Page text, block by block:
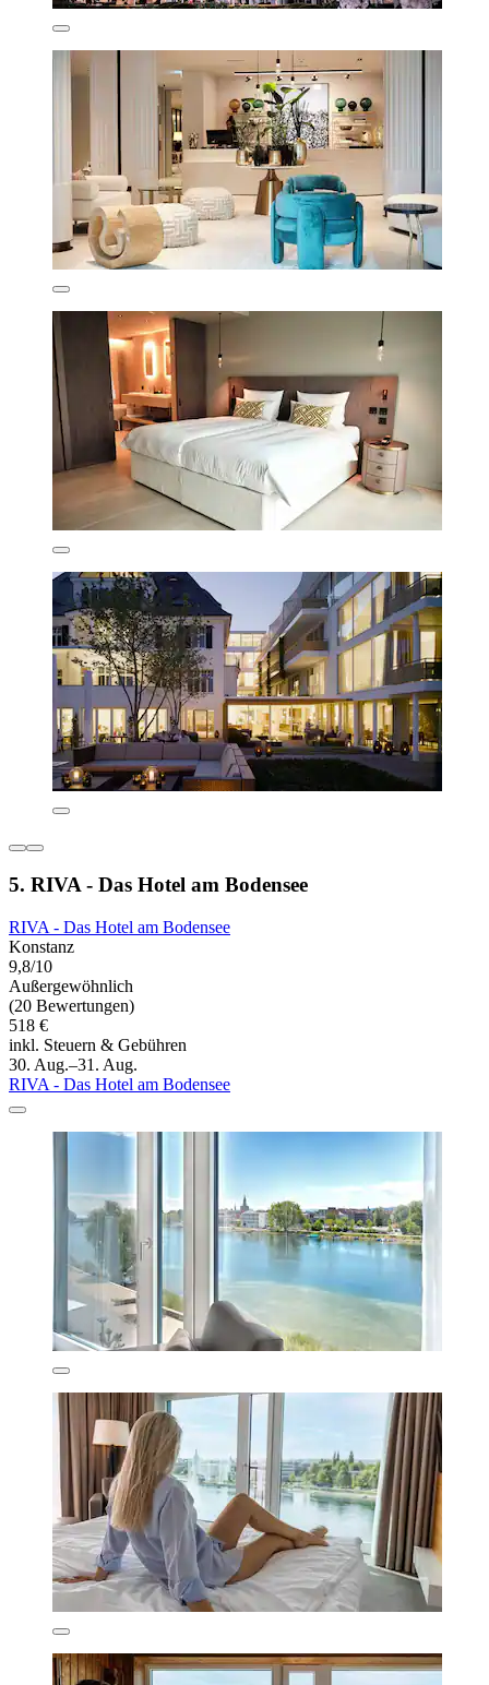
5. RIVA - Das Hotel am Bodensee
RIVA - Das Hotel am Bodensee
Konstanz
9,8/10
Außergewöhnlich
(20 Bewertungen)
518 €
inkl. Steuern & Gebühren
30. Aug.–31. Aug.
RIVA - Das Hotel am Bodensee